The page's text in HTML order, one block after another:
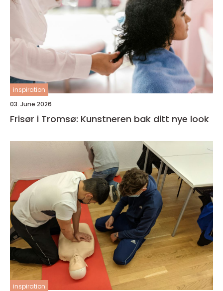
inspiration
03. June 2026
Frisør i Tromsø: Kunstneren bak ditt nye look
inspiration